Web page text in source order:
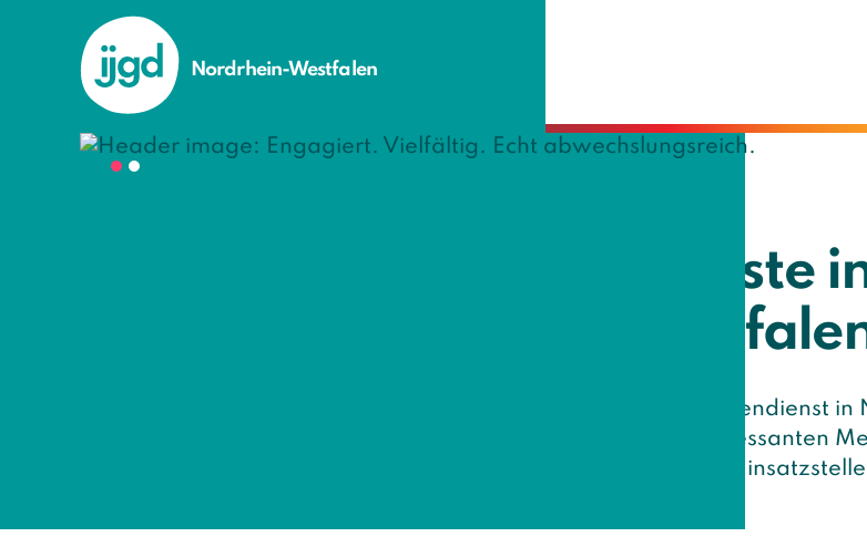
Nordrhein-Westfalen
Freiwilligendienste
Nordrhein-
Du interessierst dich für einen Freiwilligendienst in
engagieren, mitgestalten und mit interessanten
besser. Wir bieten dir unterschiedliche